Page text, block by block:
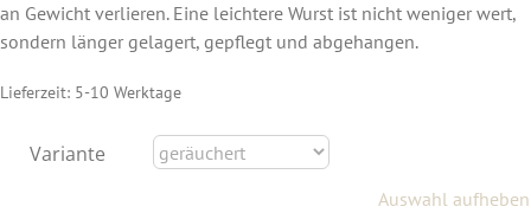
an Gewicht verlieren. Eine leichtere Wurst ist nicht weniger wert,
sondern länger gelagert, gepflegt und abgehangen.
Lieferzeit: 5-10 Werktage
Variante
Auswahl aufheben